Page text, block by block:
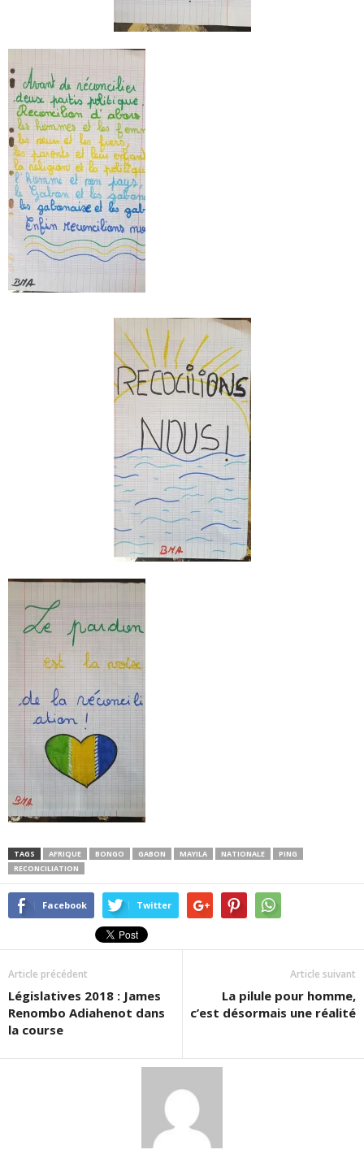
TAGS AFRIQUE BONGO GABON MAYILA NATIONALE
PING
RECONCILIATION
Facebook Twitter
Article précédent
Législatives 2018 : James
Renombo Adiahenot dans
la course
Article suivant
La pilule pour homme,
c’est désormais une réalité